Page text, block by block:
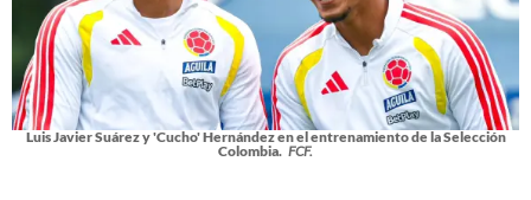
Luis Javier Suárez y 'Cucho' Hernández en el entrenamiento de la Selección
Colombia. FCF.